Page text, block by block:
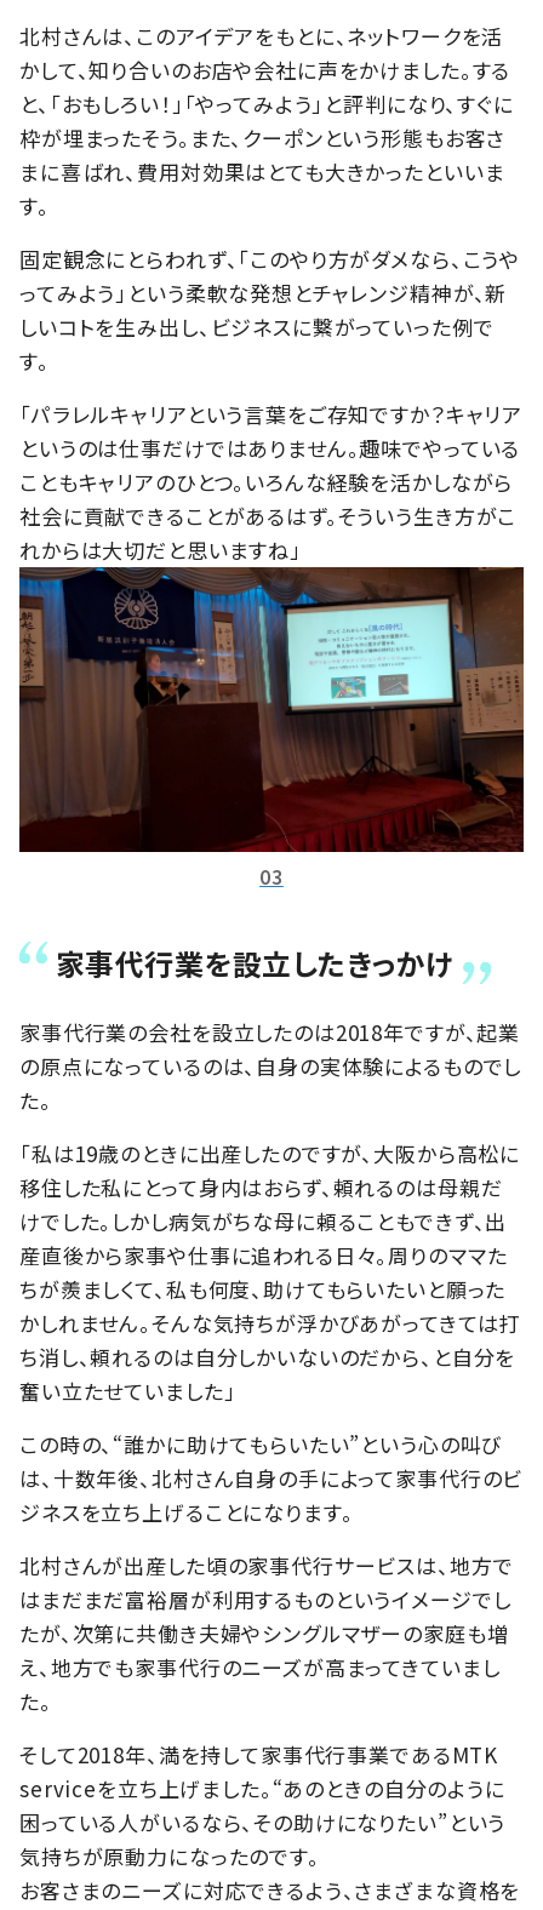
北村さんは、このアイデアをもとに、ネットワークを活
かして、知り合いのお店や会社に声をかけました。する
と、「おもしろい！」「やってみよう」と評判になり、すぐに
枠が埋まったそう。また、クーポンという形態もお客さ
まに喜ばれ、費用対効果はとても大きかったといいま
す。
固定観念にとらわれず、「このやり方がダメなら、こうや
ってみよう」という柔軟な発想とチャレンジ精神が、新
しいコトを生み出し、ビジネスに繋がっていった例で
す。
「パラレルキャリアという言葉をご存知ですか？キャリア
というのは仕事だけではありません。趣味でやっている
こともキャリアのひとつ。いろんな経験を活かしながら
社会に貢献できることがあるはず。そういう生き方がこ
れからは大切だと思いますね」
03
家事代行業を設立したきっかけ
家事代行業の会社を設立したのは2018年ですが、起業
の原点になっているのは、自身の実体験によるものでし
た。
「私は19歳のときに出産したのですが、大阪から高松に
移住した私にとって身内はおらず、頼れるのは母親だ
けでした。しかし病気がちな母に頼ることもできず、出
産直後から家事や仕事に追われる日々。周りのママた
ちが羨ましくて、私も何度、助けてもらいたいと願った
かしれません。そんな気持ちが浮かびあがってきては打
ち消し、頼れるのは自分しかいないのだから、と自分を
奮い立たせていました」
この時の、“誰かに助けてもらいたい”という心の叫び
は、十数年後、北村さん自身の手によって家事代行のビ
ジネスを立ち上げることになります。
北村さんが出産した頃の家事代行サービスは、地方で
はまだまだ富裕層が利用するものというイメージでし
たが、次第に共働き夫婦やシングルマザーの家庭も増
え、地方でも家事代行のニーズが高まってきていまし
た。
そして2018年、満を持して家事代行事業であるMTK
serviceを立ち上げました。“あのときの自分のように
困っている人がいるなら、その助けになりたい”という
気持ちが原動力になったのです。
お客さまのニーズに対応できるよう、さまざまな資格を